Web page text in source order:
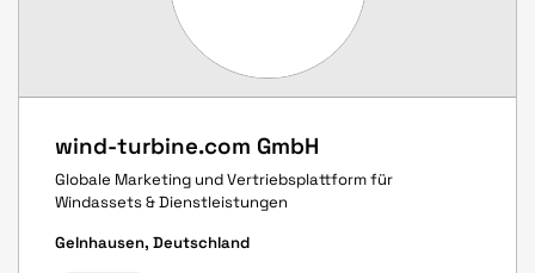
wind-turbine.com GmbH
Globale Marketing und Vertriebsplattform für
Windassets & Dienstleistungen
Gelnhausen, Deutschland